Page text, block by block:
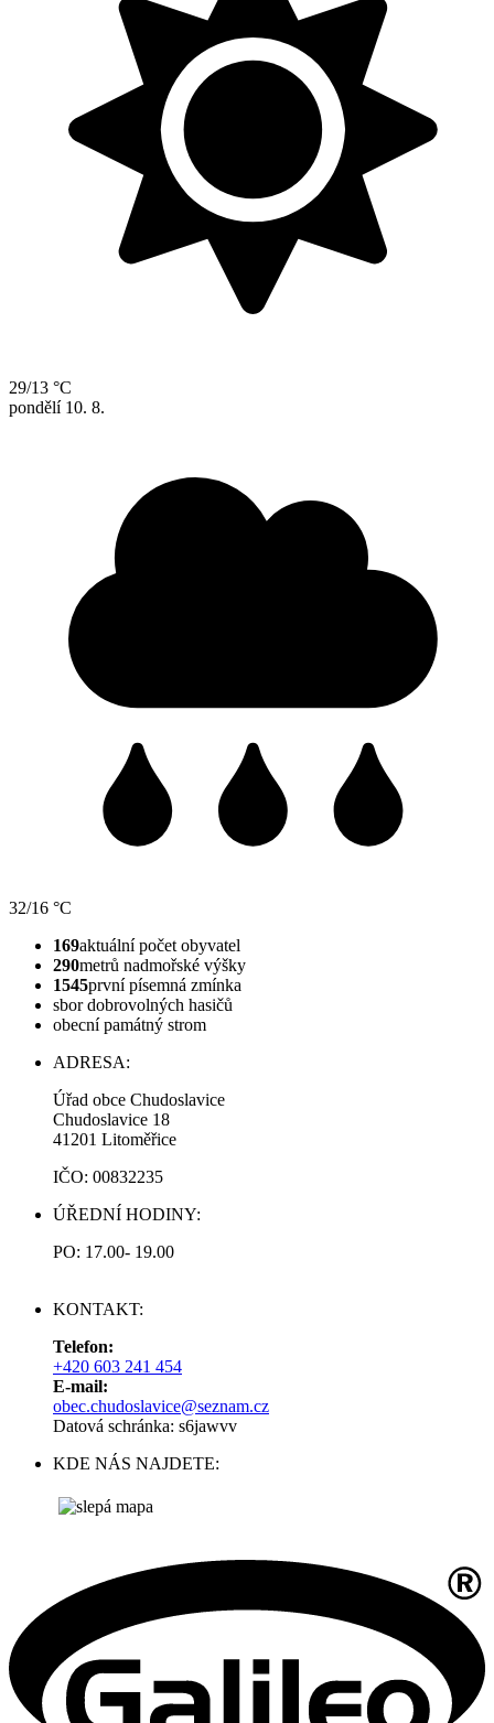
29/13 °C
pondělí 10. 8.
32/16 °C
169aktuální počet obyvatel
290metrů nadmořské výšky
1545první písemná zmínka
sbor dobrovolných hasičů
obecní památný strom
ADRESA:
Úřad obce Chudoslavice
Chudoslavice 18
41201 Litoměřice
IČO: 00832235
ÚŘEDNÍ HODINY:
PO: 17.00- 19.00
KONTAKT:
Telefon:
+420 603 241 454
E-mail:
obec.chudoslavice@seznam.cz
Datová schránka: s6jawvv
KDE NÁS NAJDETE: